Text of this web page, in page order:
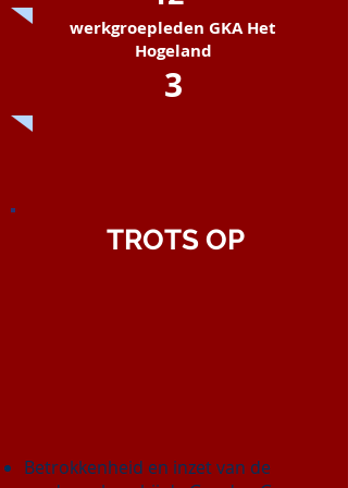
werkgroepleden GKA Het
Hogeland
3
TROTS OP
Betrokkenheid en inzet van de